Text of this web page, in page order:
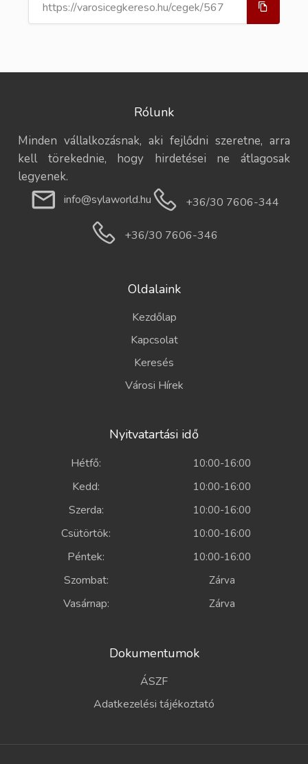
Rólunk
Minden vállalkozásnak, aki fejlődni szeretne, arra
kell törekednie, hogy hirdetései ne átlagosak
legyenek.
info@sylaworld.hu +36/30 7606-344
+36/30 7606-346
Oldalaink
Kezdőlap
Kapcsolat
Keresés
Városi Hírek
Nyitvatartási idő
Hétfő: 10:00-16:00
Kedd: 10:00-16:00
Szerda: 10:00-16:00
Csütörtök: 10:00-16:00
Péntek: 10:00-16:00
Szombat: Zárva
Vasárnap: Zárva
Dokumentumok
ÁSZF
Adatkezelési tájékoztató